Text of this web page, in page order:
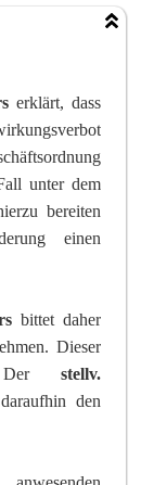
erklärt, dass
unter dem
bereiten
einen
bittet daher
Dieser
stellv.
den